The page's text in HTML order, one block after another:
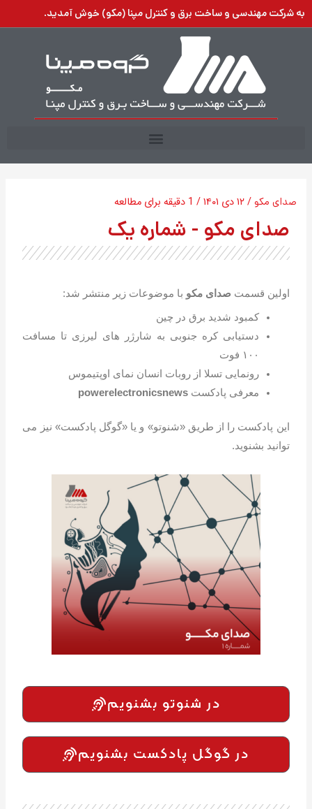
پرش
به
به شرکت مهندسی و ساخت برق و کنترل مپنا (مکو) خوش آمدید.
صدای مکو/۱۲ دی ۱۴۰۱ / 1 دقیقه برای مطالعه
صدای مکو - شماره یک
اولین قسمت صدای مکو با موضوعات زیر منتشر شد:
کمبود شدید برق در چین
دستیابی کره جنوبی به شارژر های لیرزی تا مسافت
۱۰۰ فوت
رونمایی تسلا از روبات انسان نمای اوپتیموس
معرفی پادکستpowerelectronicsnews
این پادکست را از طریق «شنوتو» و یا «گوگل پادکست» نیز می
توانید بشنوید.
در شنوتو بشنویم
در گوگل پادکست بشنویم